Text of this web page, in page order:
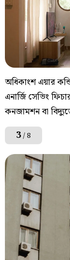
অধিকাংশ এয়ার
এনার্জি সেভিং
কনজামশন বা
3/ 8